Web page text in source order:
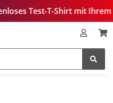
T-Shirt mit Ihrem Logo